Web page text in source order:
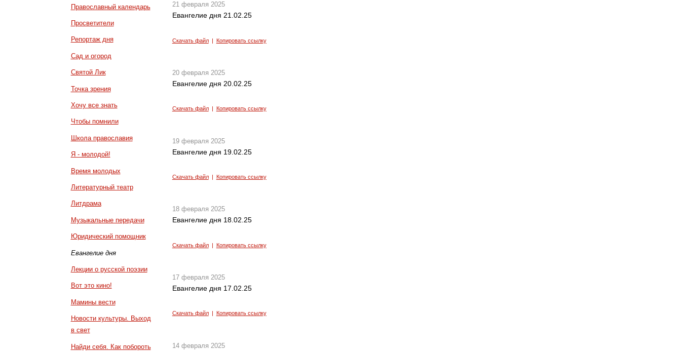
Православный календарь
Просветители
Репортаж дня
Сад и огород
Святой Лик
Точка зрения
Хочу все знать
Чтобы помнили
Школа православия
Я - молодой!
Время молодых
Литературный театр
Литдрама
Музыкальные передачи
Юридический помощник
Евангелие дня
Лекции о русской поэзии
Вот это кино!
Мамины вести
Новости культуры. Выход
в свет
Найди себя. Как побороть
21 февраля 2025
Евангелие дня 21.02.25
Скачать файл| Копировать ссылку
20 февраля 2025
Евангелие дня 20.02.25
Скачать файл| Копировать ссылку
19 февраля 2025
Евангелие дня 19.02.25
Скачать файл| Копировать ссылку
18 февраля 2025
Евангелие дня 18.02.25
Скачать файл| Копировать ссылку
17 февраля 2025
Евангелие дня 17.02.25
Скачать файл| Копировать ссылку
14 февраля 2025